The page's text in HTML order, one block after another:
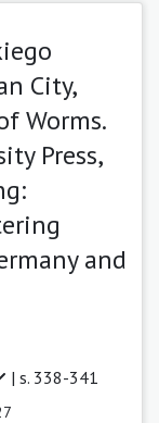
City,
Worms.
Press,
and
| s. 338-341